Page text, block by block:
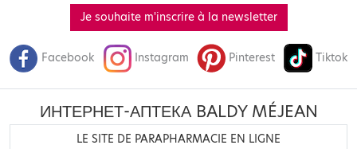
Je souhaite m'inscrire à la newsletter
Facebook Instagram Pinterest Tiktok
ИНТЕРНЕТ-АПТЕКА BALDY MÉJEAN
LE SITE DE PARAPHARMACIE EN LIGNE